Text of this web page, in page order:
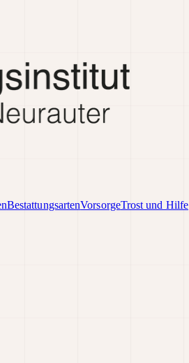
BestattungsartenVorsorgeTrost und Hilfe